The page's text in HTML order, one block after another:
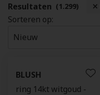
Resultaten (1.299)
Sorteren op:
BLUSH
ring 14kt witgoud -